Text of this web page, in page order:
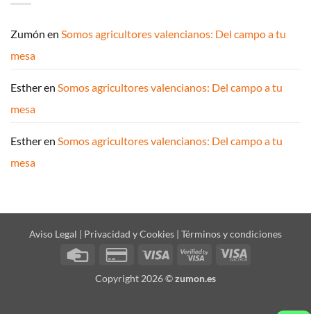
Zumón en Somos agricultores valencianos: Del campo a tu
mesa
Estheren Somos agricultores valencianos: Del campo a tu
mesa
Estheren Somos agricultores valencianos: Del campo a tu
mesa
Aviso Legal | Privacidad y Cookies | Términos y condiciones
Credit
Credit
2
Visa
Visa
Visa
Copyright 2026 ©zumon.es